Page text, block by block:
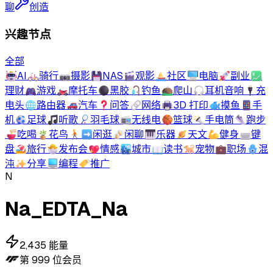
聊
创造
兴趣节点
全部
🤖AI🚲骑行📷摄影💾NAS🎬观影⛵社区🖥️电脑🚀副业💹
理财🎮游戏🏍️摩托车⚫黑胶 🎣钓鱼⛰️爬山🎧耳机音响 🔌 充
电头🌐路由器🚗汽车 ❓ 问答🔗网络🖨️3D 打印🐟摸鱼 📱手
机⚽足球🎵听歌 🏸羽毛球📻无线电🏀篮球🔦手电筒👟跑步
🍜吃喝 🪴 花鸟 🚶‍➡️闲逛🍻闲聊🎹乐器🪐天文💪健身⌨️键
盘🏖️旅行🐣发布会💖情感🏙️城市📖读书🐕宠物💼职场🪬混
沌✨分享💻编程🏷️推广
N
Na_EDTA_Na
2,435 能量
第999 位会员